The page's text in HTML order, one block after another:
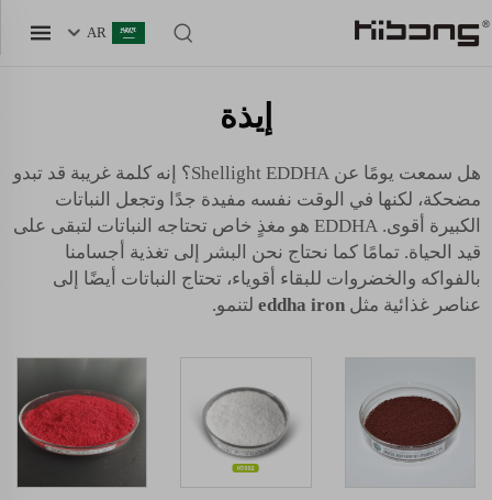
AR
إيذة
هل سمعت يومًا عن Shellight EDDHA؟ إنه كلمة غريبة قد تبدو
مضحكة، لكنها في الوقت نفسه مفيدة جدًا وتجعل النباتات
الكبيرة أقوى. EDDHA هو مغذٍ خاص تحتاجه النباتات لتبقى على
قيد الحياة. تمامًا كما نحتاج نحن البشر إلى تغذية أجسامنا
بالفواكه والخضروات للبقاء أقوياء، تحتاج النباتات أيضًا إلى
عناصر غذائية مثل eddha iron لتنمو.